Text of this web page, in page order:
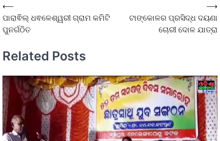
⟵
ପାରାଵିଲ୍ ଧଵଳେଶ୍ୱରୀ ଗ୍ରାମ କମିଟି
ପୁନର୍ଗଠିତ
ଟାଙ୍କୋଳର ପ୍ରସିଦ୍ଧ ଦୟଣା
ଚୋରୀ ଦୋଳ ଯାତ୍ରା
⟶
Related Posts